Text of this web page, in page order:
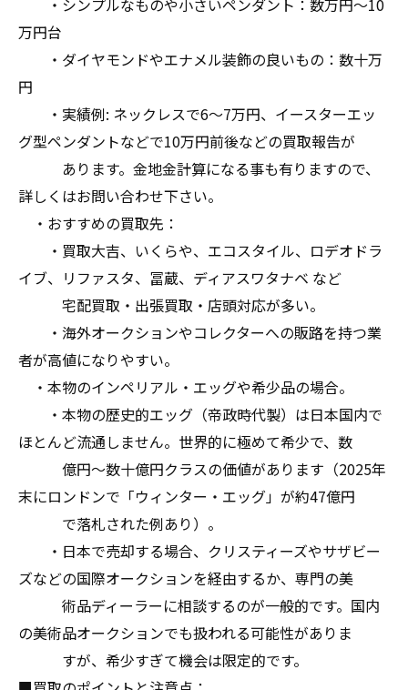
・シンプルなものや小さいペンダント：数万円〜10
万円台
・ダイヤモンドやエナメル装飾の良いもの：数十万
円
・実績例: ネックレスで6〜7万円、イースターエッ
グ型ペンダントなどで10万円前後などの買取報告が
あります。金地金計算になる事も有りますので、
詳しくはお問い合わせ下さい。
・おすすめの買取先：
・買取大吉、いくらや、エコスタイル、ロデオドラ
イブ、リファスタ、冨蔵、ディアスワタナベ など
宅配買取・出張買取・店頭対応が多い。
・海外オークションやコレクターへの販路を持つ業
者が高値になりやすい。
・本物のインペリアル・エッグや希少品の場合。
・本物の歴史的エッグ（帝政時代製）は日本国内で
ほとんど流通しません。世界的に極めて希少で、数
億円〜数十億円クラスの価値があります（2025年
末にロンドンで「ウィンター・エッグ」が約47億円
で落札された例あり）。
・日本で売却する場合、クリスティーズやサザビー
ズなどの国際オークションを経由するか、専門の美
術品ディーラーに相談するのが一般的です。国内
の美術品オークションでも扱われる可能性がありま
すが、希少すぎて機会は限定的です。